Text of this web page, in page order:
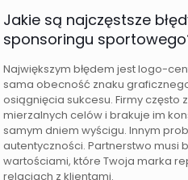
Jakie są najczęstsze
sponsoringu
Największym błędem jest logo-
sama obecność znaku
osiągnięcia sukcesu. Firmy często
mierzalnych celów i brakuje im
samym dniem wyścigu. Innym
autentyczności. Partnerstwo musi
wartościami, które Twoja marka
relacjach z klientami.